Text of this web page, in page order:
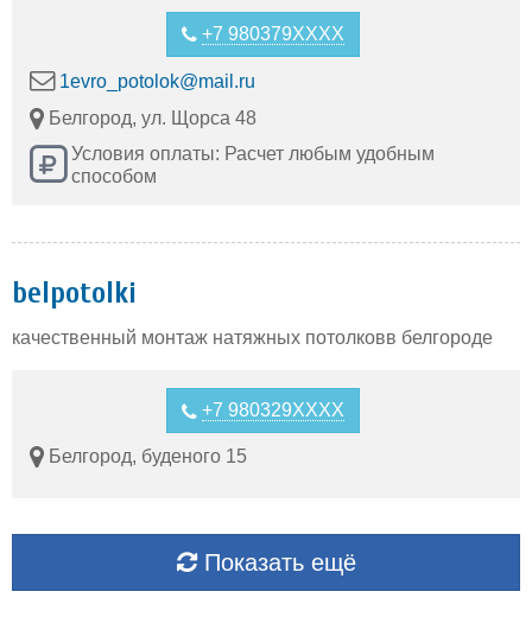
+7 980379XXXX
1evro_potolok@mail.ru
Белгород, ул. Щорса 48
Условия оплаты: Расчет любым удобным
способом
belpotolki
качественный монтаж натяжных потолковв белгороде
+7 980329XXXX
Белгород, буденого 15
Показать ещё